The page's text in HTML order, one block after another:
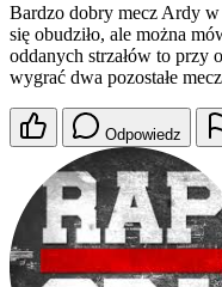
Bardzo dobry mecz Ardy
się obudziło, ale można
oddanych strzałów to przy
wygrać dwa pozostałe
Odpowiedz